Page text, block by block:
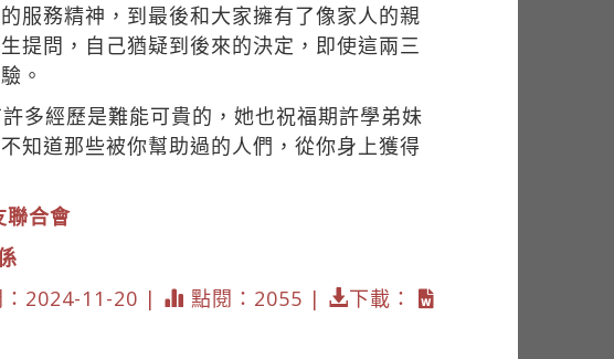
服務精神，到最後和大家擁有了像家人的親
提問，自己猶疑到後來的決定，即使這兩三
。
多經歷是難能可貴的，她也祝福期許學弟妹
知道那些被你幫助過的人們，從你身上獲得
聯合會
：2024-11-20 | 點閱：2055 | 下載：